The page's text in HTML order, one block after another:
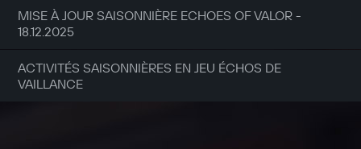
MISE À JOUR SAISONNIÈRE ECHOES OF VALOR -
18.12.2025
ACTIVITÉS SAISONNIÈRES EN JEU ÉCHOS DE
VAILLANCE